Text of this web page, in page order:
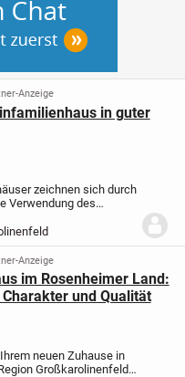
Anzeige
in guter
zeichnen sich durch
Verwendung des
aus. Mit über 95
im Holzbau gestaltet...
Anzeige
im Rosenheimer Land:
und Qualität
neuen Zuhause in
Großkarolinenfeld.